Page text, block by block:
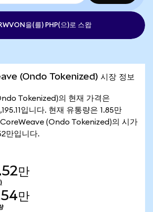
을(를) PHP(으)로 스왑
(Ondo Tokenized) 시장 정보
Tokenized)의 현재 가격은
입니다. 현재 유통량은 1.85만
(Ondo Tokenized)의 시가
만입니다.
만
만